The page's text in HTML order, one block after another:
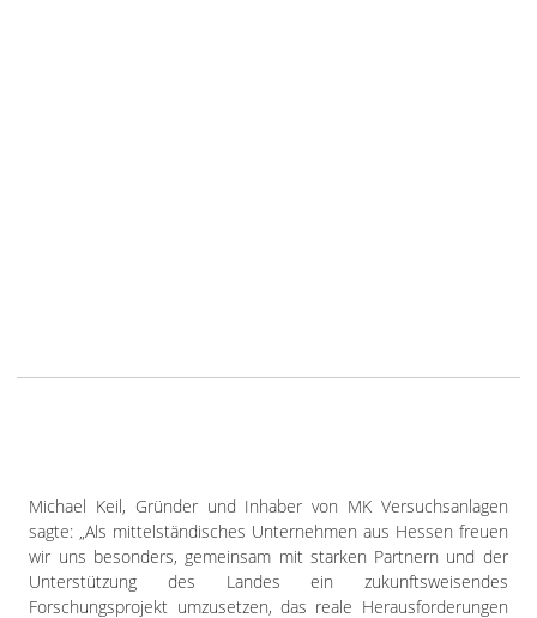
Michael Keil, Gründer und Inhaber von MK Versuchsanlagen
sagte: „Als mittelständisches Unternehmen aus Hessen freuen
wir uns besonders, gemeinsam mit starken Partnern und der
Unterstützung des Landes ein zukunftsweisendes
Forschungsprojekt umzusetzen, das reale Herausforderungen